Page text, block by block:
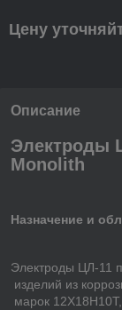
Цену
Описание
Электроды
Monolith
Назначение и
Электроды ЦЛ-11
изделий из
марок